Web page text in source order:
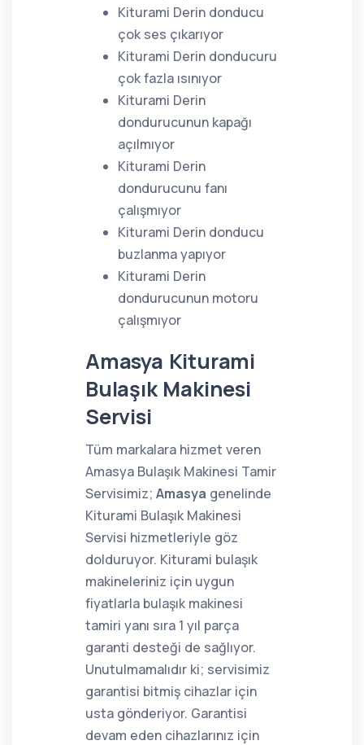
Kiturami Derin donducu
çok ses çıkarıyor
Kiturami Derin donducuru
çok fazla ısınıyor
Kiturami Derin
dondurucunun kapağı
açılmıyor
Kiturami Derin
dondurucunu fanı
çalışmıyor
Kiturami Derin donducu
buzlanma yapıyor
Kiturami Derin
dondurucunun motoru
çalışmıyor
Amasya Kiturami
Bulaşık Makinesi
Servisi
Tüm markalara hizmet veren
Amasya Bulaşık Makinesi Tamir
Servisimiz; Amasya genelinde
Kiturami Bulaşık Makinesi
Servisi hizmetleriyle göz
dolduruyor. Kiturami bulaşık
makineleriniz için uygun
fiyatlarla bulaşık makinesi
tamiri yanı sıra 1 yıl parça
garanti desteği de sağlıyor.
Unutulmamalıdır ki; servisimiz
garantisi bitmiş cihazlar için
usta gönderiyor. Garantisi
devam eden cihazlarınız için